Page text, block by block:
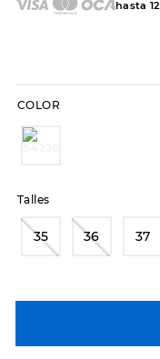
hasta 12
COLOR
Talles
35 36 37